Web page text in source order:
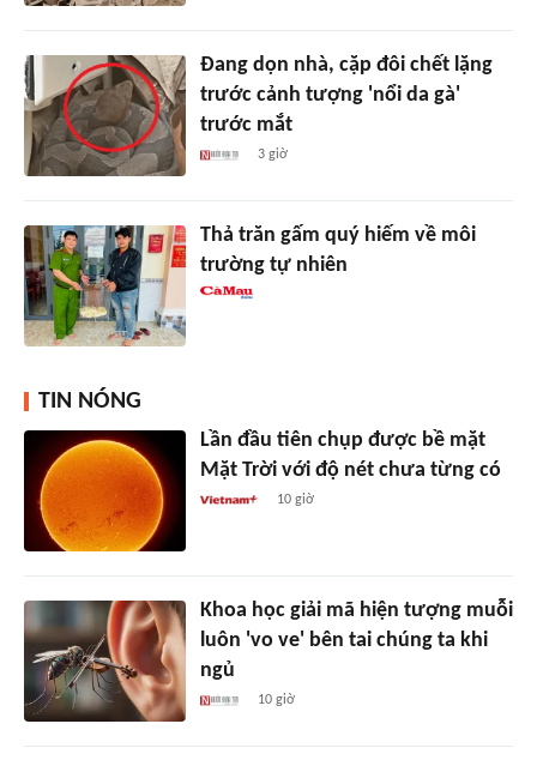
Đang dọn nhà, cặp đôi chết lặng
trước cảnh tượng 'nổi da gà'
trước mắt
3 giờ
Thả trăn gấm quý hiếm về môi
trường tự nhiên
TIN NÓNG
Lần đầu tiên chụp được bề mặt
Mặt Trời với độ nét chưa từng có
10 giờ
Khoa học giải mã hiện tượng muỗi
luôn 'vo ve' bên tai chúng ta khi
ngủ
10 giờ